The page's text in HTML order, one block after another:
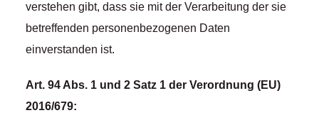
verstehen gibt, dass sie mit der Verarbeitung der sie
betreffenden personenbezogenen Daten
einverstanden ist.
Art. 94 Abs. 1 und 2 Satz 1 der Verordnung (EU)
2016/679: